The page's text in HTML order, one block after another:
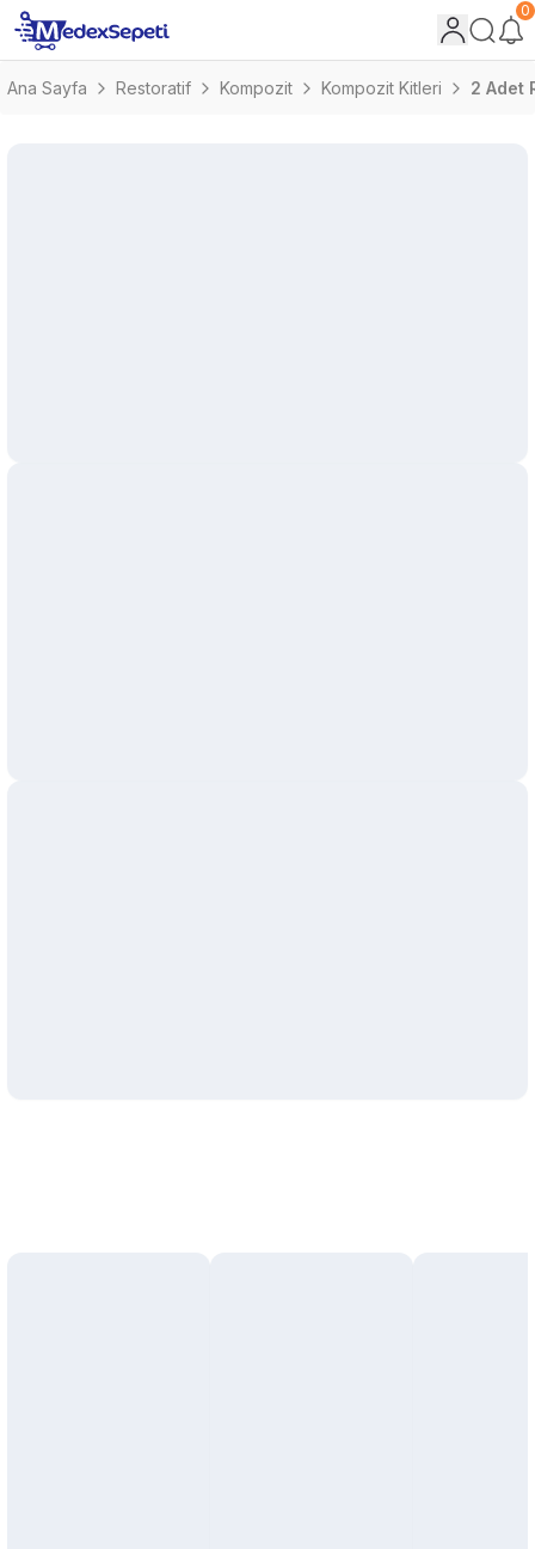
0
Ana Sayfa Restoratif Kompozit Kompozit Kitleri